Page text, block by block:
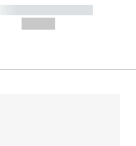
-----------